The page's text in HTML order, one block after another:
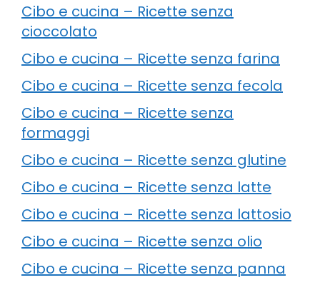
Cibo e cucina – Ricette senza
cioccolato
Cibo e cucina – Ricette senza farina
Cibo e cucina – Ricette senza fecola
Cibo e cucina – Ricette senza
formaggi
Cibo e cucina – Ricette senza glutine
Cibo e cucina – Ricette senza latte
Cibo e cucina – Ricette senza lattosio
Cibo e cucina – Ricette senza olio
Cibo e cucina – Ricette senza panna